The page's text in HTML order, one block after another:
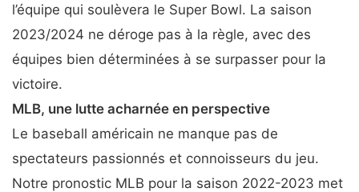
l’équipe qui soulèvera le Super Bowl. La saison
2023/2024 ne déroge pas à la règle, avec des
équipes bien déterminées à se surpasser pour la
victoire.
MLB, une lutte acharnée en perspective
Le baseball américain ne manque pas de
spectateurs passionnés et connoisseurs du jeu.
Notre pronostic MLB pour la saison 2022-2023 met